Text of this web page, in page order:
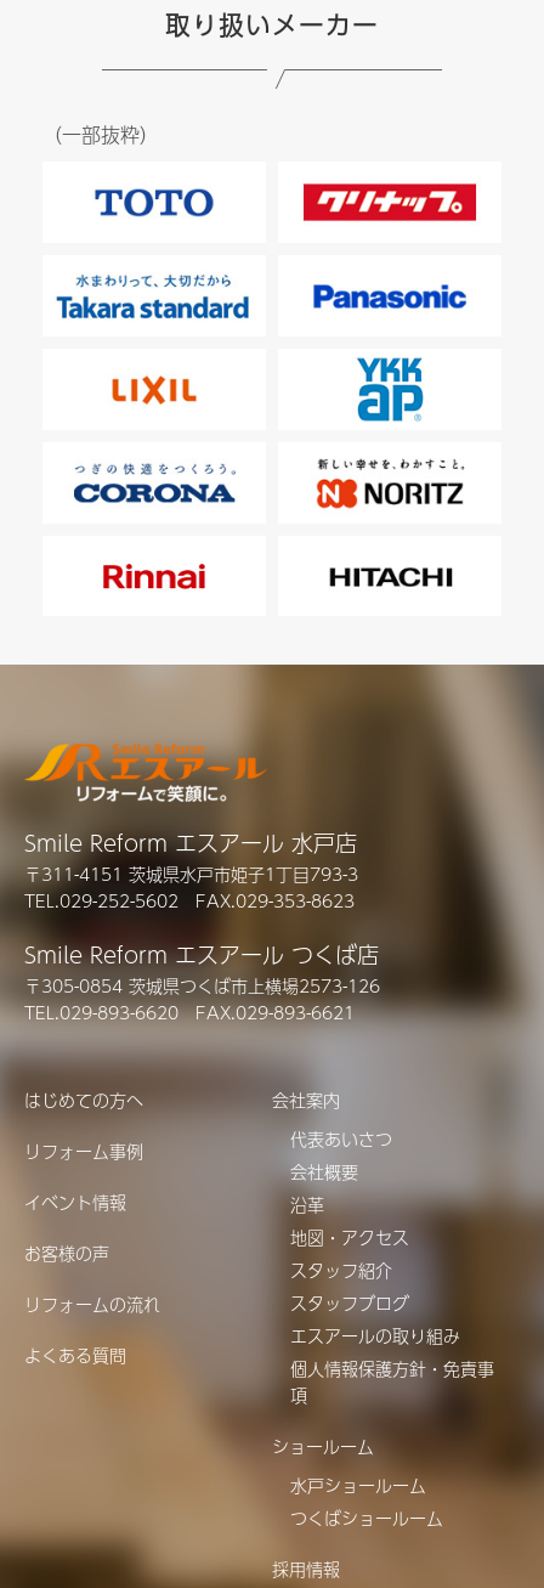
取り扱いメーカー
（一部抜粋）
Smile Reform エスアール 水戸店
〒311-4151 茨城県水戸市姫子1丁目793-3
TEL.029-252-5602 FAX.029-353-8623
Smile Reform エスアール つくば店
〒305-0854 茨城県つくば市上横場2573-126
TEL.029-893-6620 FAX.029-893-6621
はじめての方へ
リフォーム事例
イベント情報
お客様の声
リフォームの流れ
よくある質問
会社案内
代表あいさつ
会社概要
沿革
地図・アクセス
スタッフ紹介
スタッフブログ
エスアールの取り組み
個人情報保護方針・免責事
項
ショールーム
水戸ショールーム
つくばショールーム
採用情報